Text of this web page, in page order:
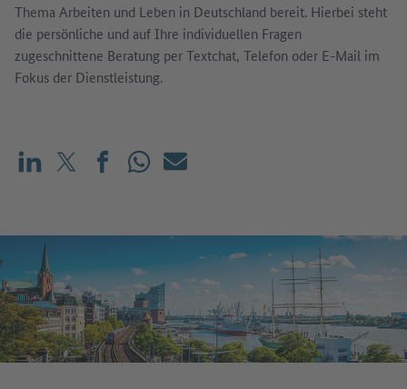
Thema Arbeiten und Leben in Deutschland bereit. Hierbei steht
die persönliche und auf Ihre individuellen Fragen
zugeschnittene Beratung per Textchat, Telefon oder E-Mail im
Fokus der Dienstleistung.
Teilen auf LinkedIn
Teilen auf X (vorher: Twitter)
Teilen auf Facebook
Teilen auf WhatsApp
Mailen